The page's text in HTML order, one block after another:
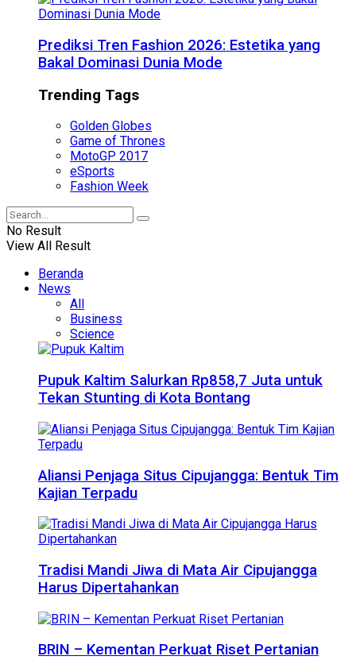
Prediksi Tren Fashion 2026: Estetika yang
Bakal Dominasi Dunia Mode
Trending Tags
Golden Globes
Game of Thrones
MotoGP 2017
eSports
Fashion Week
No Result
View All Result
Beranda
News
All
Business
Science
Pupuk Kaltim Salurkan Rp858,7 Juta untuk
Tekan Stunting di Kota Bontang
Aliansi Penjaga Situs Cipujangga: Bentuk Tim
Kajian Terpadu
Tradisi Mandi Jiwa di Mata Air Cipujangga
Harus Dipertahankan
BRIN – Kementan Perkuat Riset Pertanian